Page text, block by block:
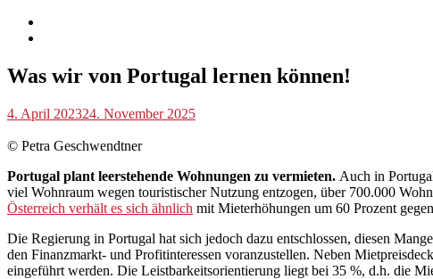
Blog
Was wir von Portugal lernen können!
p.geschwendtner
4. April 202324. November 2025
© Petra Geschwendtner
Portugal plant leerstehende Wohnungen zu vermieten. Auch in
viel Wohnraum wegen touristischer Nutzung entzogen, über 700.000
Österreich verhält es sich ähnlich mit Mieterhöhungen um 60 Prozent
Die Regierung in Portugal hat sich jedoch dazu entschlossen, diesen
den Finanzmarkt- und Profitinteressen voranzustellen. Neben
eingeführt werden. Die Leistbarkeitsorientierung liegt bei 35 %, d.h. die